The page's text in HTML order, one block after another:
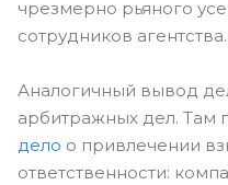
чрезмерно рьяного
сотрудников агентства.
Аналогичный вывод
арбитражных дел. Там
дело о привлечении
ответственности: